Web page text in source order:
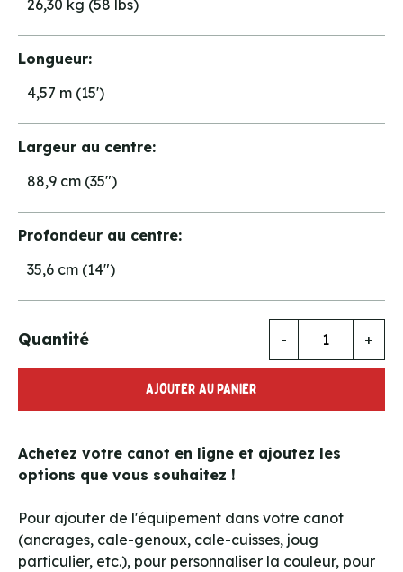
26,30 kg (58 lbs)
Longueur:
4,57 m (15')
Largeur au centre:
88,9 cm (35")
Profondeur au centre:
35,6 cm (14")
Quantité - +
AJOUTER AU PANIER
Achetez votre canot en ligne et ajoutez les
options que vous souhaitez !
Pour ajouter de l'équipement dans votre canot
(ancrages, cale-genoux, cale-cuisses, joug
particulier, etc.), pour personnaliser la couleur, pour